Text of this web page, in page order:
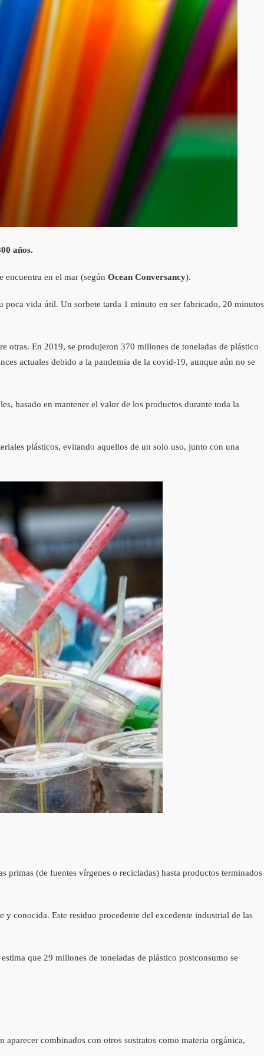
años.
encuentra en el mar (según Ocean Conversancy).
poca vida útil. Un sorbete tarda 1 minuto en ser fabricado, 20 minutos
otras. En 2019, se produjeron 370 millones de toneladas de plástico
actuales debido a la pandemia de la covid-19, aunque aún no se
basado en mantener el valor de los productos durante toda la
plásticos, evitando aquellos de un solo uso, junto con una
primas (de fuentes vírgenes o recicladas) hasta productos terminados
conocida. Este residuo procedente del excedente industrial de las
que 29 millones de toneladas de plástico postconsumo se
combinados con otros sustratos como materia orgánica,